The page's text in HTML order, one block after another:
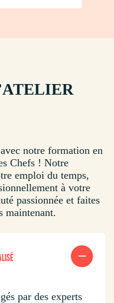
notre formation en
Chefs ! Notre
emploi du temps,
à votre
passionnée et faites
maintenant.
par des experts